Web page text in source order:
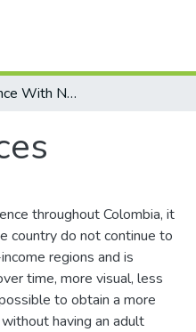
Cuclí Cuclí: Science With No Hiding Places
throughout Colombia, it
country do not continue to
regions and is
time, more visual, less
to obtain a more
having an adult